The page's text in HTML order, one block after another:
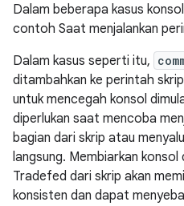
Dalam beberapa kasus
contoh Saat menjalankan
Dalam kasus seperti itu,
ditambahkan ke perintah
untuk mencegah konsol
diperlukan saat mencoba
bagian dari skrip atau
langsung. Membiarkan
Tradefed dari skrip akan
konsisten dan dapat